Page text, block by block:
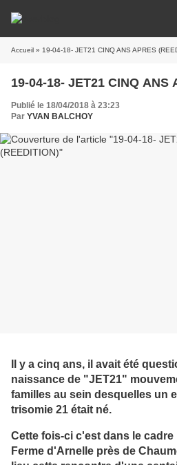
Accueil » 19-04-18- JET21 CINQ ANS APRES
19-04-18- JET21 CINQ ANS
Publié le 18/04/2018 à 23:23
Par YVAN BALCHOY
Il y a cinq ans, il avait été
naissance de "JET21"
familles au sein desquelles un
trisomie 21 était né.
Cette fois-ci c'est dans le cadre
Ferme d'Arnelle près de